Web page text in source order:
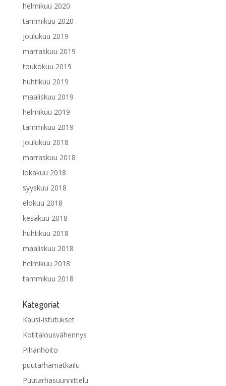
helmikuu 2020
tammikuu 2020
joulukuu 2019
marraskuu 2019
toukokuu 2019
huhtikuu 2019
maaliskuu 2019
helmikuu 2019
tammikuu 2019
joulukuu 2018
marraskuu 2018
lokakuu 2018
syyskuu 2018
elokuu 2018
kesäkuu 2018
huhtikuu 2018
maaliskuu 2018
helmikuu 2018
tammikuu 2018
Kategoriat
Kausi-istutukset
Kotitalousvähennys
Pihanhoito
puutarhamatkailu
Puutarhasuunnittelu